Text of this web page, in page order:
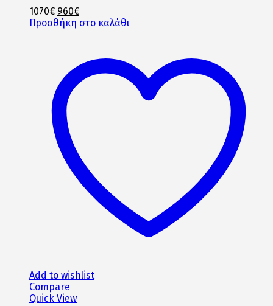
1070€ Original
price
960€Η
τρέχουσα
960€.
Προσθήκη στο καλάθι
Add to wishlist
Compare
Quick View